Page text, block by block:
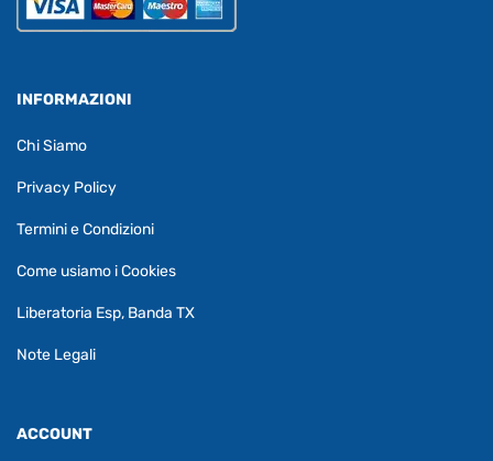
INFORMAZIONI
Chi Siamo
Privacy Policy
Termini e Condizioni
Come usiamo i Cookies
Liberatoria Esp, Banda TX
Note Legali
ACCOUNT